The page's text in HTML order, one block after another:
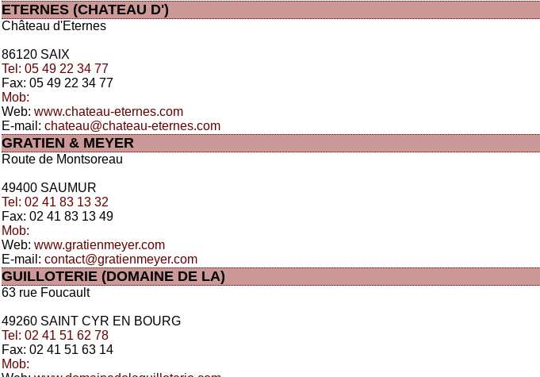
ETERNES (CHATEAU D')
Château d'Eternes
86120 SAIX
Tel: 05 49 22 34 77
Fax: 05 49 22 34 77
Mob:
Web: www.chateau-eternes.com
E-mail: chateau@chateau-eternes.com
GRATIEN & MEYER
Route de Montsoreau
49400 SAUMUR
Tel: 02 41 83 13 32
Fax: 02 41 83 13 49
Mob:
Web: www.gratienmeyer.com
E-mail: contact@gratienmeyer.com
GUILLOTERIE (DOMAINE DE LA)
63 rue Foucault
49260 SAINT CYR EN BOURG
Tel: 02 41 51 62 78
Fax: 02 41 51 63 14
Mob: